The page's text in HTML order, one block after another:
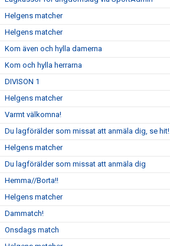
Helgens matcher
Helgens matcher
Kom även och hylla damerna
Kom och hylla herrarna
DIVISON 1
Helgens matcher
Varmt välkomna!
Du lagförälder som missat att anmäla dig, se hit!
Helgens matcher
Du lagförälder som missat att anmäla dig
Hemma//Borta!!
Helgens matcher
Dammatch!
Onsdags match